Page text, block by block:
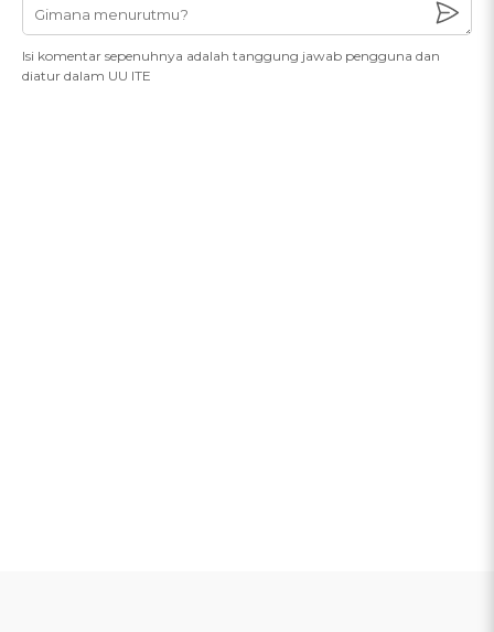
Isi komentar sepenuhnya adalah tanggung jawab pengguna dan
diatur dalam UU ITE